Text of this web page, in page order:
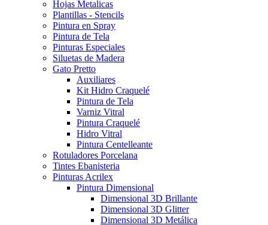
Hojas Metalicas
Plantillas - Stencils
Pintura en Spray
Pintura de Tela
Pinturas Especiales
Siluetas de Madera
Gato Pretto
Auxiliares
Kit Hidro Craquelé
Pintura de Tela
Varniz Vitral
Pintura Craquelé
Hidro Vitral
Pintura Centelleante
Rotuladores Porcelana
Tintes Ebanisteria
Pinturas Acrilex
Pintura Dimensional
Dimensional 3D Brillante
Dimensional 3D Glitter
Dimensional 3D Metálica